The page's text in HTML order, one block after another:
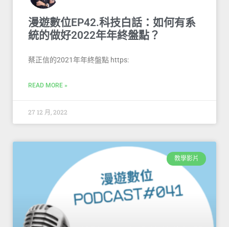
漫遊數位EP42.科技白話：如何有系
統的做好2022年年終盤點？
蔡正信的2021年年終盤點 https:
READ MORE »
27 12 月, 2022
教學影片